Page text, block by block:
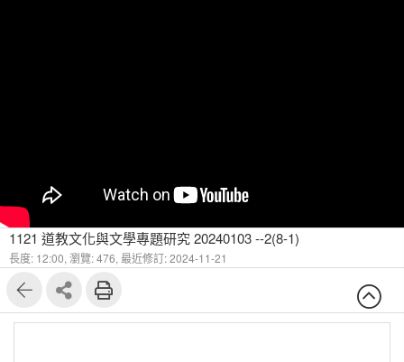
1121 道教文化與文學專題研究 20240103 --2(8-1)
長度: 12:00, 瀏覽: 476, 最近修訂: 2024-11-21